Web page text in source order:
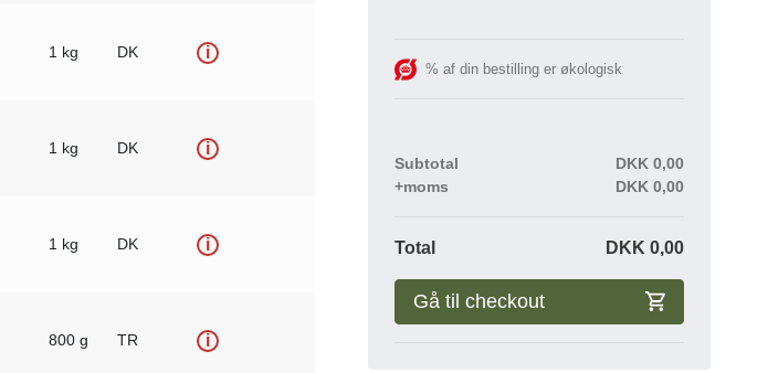
1 kg DK i
1 kg DK i
1 kg DK i
800 g TR i
% af din bestilling er økologisk
Subtotal DKK 0,00
+moms
DKK 0,00
Total DKK 0,00
Gå til checkout